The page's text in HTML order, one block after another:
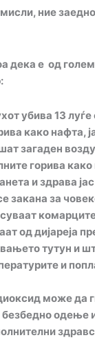
ние
дека е од
убива 13
како нафта,
загаден
горива како
и здрава
закана за
од дијареја
тутун и
и
може да
безбедно